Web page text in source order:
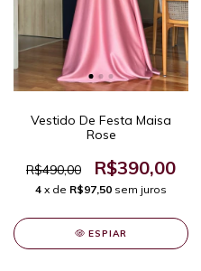
Vestido De Festa Maisa
Rose
R$490,00 R$390,00
4 x de R$97,50 sem juros
ESPIAR